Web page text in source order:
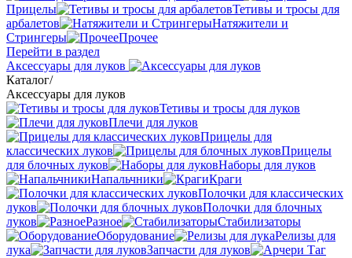
Прицелы
Тетивы и тросы для
арбалетов
Натяжители и
Стрингеры
Прочее
Перейти в раздел
Аксессуары для луков
Каталог/
Аксессуары для луков
Тетивы и тросы для луков
Плечи для луков
Прицелы для
классических луков
Прицелы
для блочных луков
Наборы для луков
Напальчники
Краги
Полочки для классических
луков
Полочки для блочных
луков
Разное
Стабилизаторы
Оборудование
Релизы для
лука
Запчасти для луков